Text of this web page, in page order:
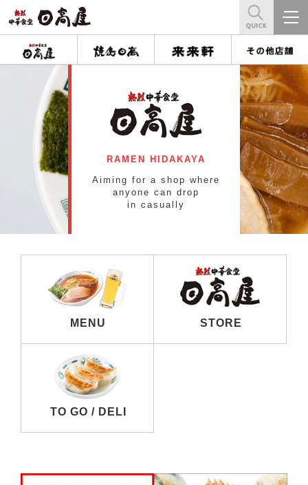
RAMEN HIDAKAYA
Aiming for a shop where
anyone can drop
in casually
MENU STORE
TO GO / DELI